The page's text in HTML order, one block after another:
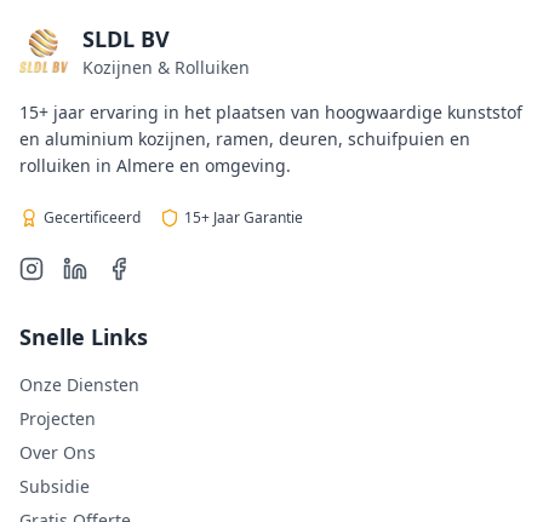
SLDL BV
Kozijnen & Rolluiken
15+ jaar ervaring in het plaatsen van hoogwaardige kunststof
en aluminium kozijnen, ramen, deuren, schuifpuien en
rolluiken in Almere en omgeving.
Gecertificeerd 15+ Jaar Garantie
Snelle Links
Onze Diensten
Projecten
Over Ons
Subsidie